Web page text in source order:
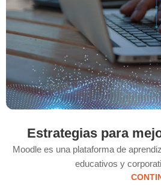
Estrategias para
Moodle es una plataforma de
educativos y